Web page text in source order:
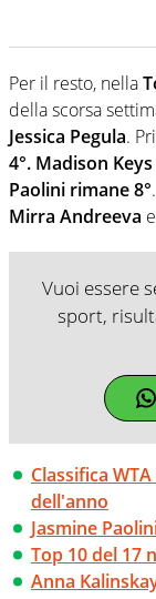
Per il resto, nella
della scorsa
Jessica Pegula.
4°. Madison
Paolini rimane 8°
Mirra Andreeva e
Vuoi essere
sport,
Classifica
dell'anno
Jasmine
Top 10 del 17
Anna